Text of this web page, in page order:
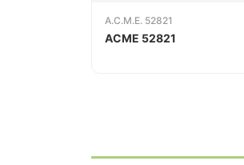
A.C.M.E. 52821
ACME 52821